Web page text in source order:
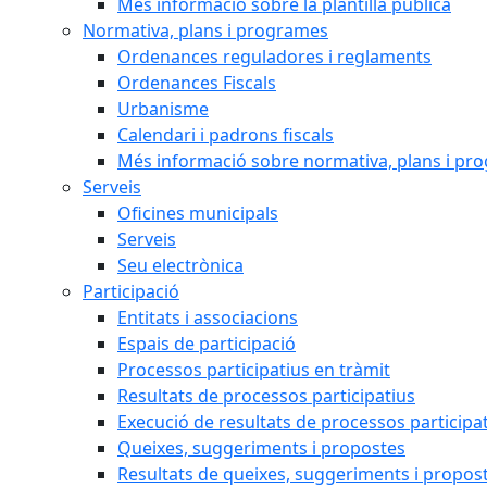
Normativa, plans i programes
Ordenances reguladores i reglaments
Ordenances Fiscals
Urbanisme
Calendari i padrons fiscals
Més informació sobre normativa, plans i
Serveis
Oficines municipals
Serveis
Seu electrònica
Participació
Entitats i associacions
Espais de participació
Processos participatius en tràmit
Resultats de processos participatius
Execució de resultats de processos
Queixes, suggeriments i propostes
Resultats de queixes, suggeriments i